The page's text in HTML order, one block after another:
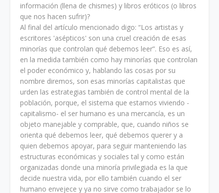
información (llena de chismes) y libros eróticos (o libros
que nos hacen sufrir)?
Al final del artículo mencionado digo: “Los artistas y
escritores 'asépticos' son una cruel creación de esas
minorías que controlan qué debemos leer”. Eso es así,
en la medida también como hay minorías que controlan
el poder económico y, hablando las cosas por su
nombre diremos, son esas minorías capitalistas que
urden las estrategias también de control mental de la
población, porque, el sistema que estamos viviendo -
capitalismo- el ser humano es una mercancía, es un
objeto manejable y comprable, que, cuando niños se
orienta qué debemos leer, qué debemos querer y a
quien debemos apoyar, para seguir manteniendo las
estructuras económicas y sociales tal y como están
organizadas donde una minoría privilegiada es la que
decide nuestra vida, por ello también cuando el ser
humano envejece y ya no sirve como trabajador se lo